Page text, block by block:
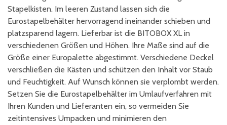
Stapelkisten. Im leeren Zustand lassen sich die
Eurostapelbehälter hervorragend ineinander schieben und
platzsparend lagern. Lieferbar ist die BITOBOX XL in
verschiedenen Größen und Höhen. Ihre Maße sind auf die
Größe einer Europalette abgestimmt. Verschiedene Deckel
verschließen die Kästen und schützen den Inhalt vor Staub
und Feuchtigkeit. Auf Wunsch können sie verplombt werden.
Setzen Sie die Eurostapelbehälter im Umlaufverfahren mit
Ihren Kunden und Lieferanten ein, so vermeiden Sie
zeitintensives Umpacken und minimieren den